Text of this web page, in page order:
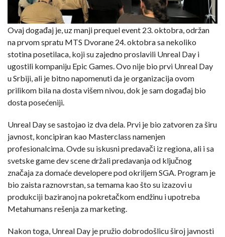
Ovaj događaj je, uz manji prequel event 23. oktobra, održan
na prvom spratu MTS Dvorane 24. oktobra sa nekoliko
stotina posetilaca, koji su zajedno proslavili Unreal Day i
ugostili kompaniju Epic Games. Ovo nije bio prvi Unreal Day
u Srbiji, ali je bitno napomenuti da je organizacija ovom
prilikom bila na dosta višem nivou, dok je sam događaj bio
dosta posećeniji.
Unreal Day se sastojao iz dva dela. Prvi je bio zatvoren za širu
javnost, koncipiran kao Masterclass namenjen
profesionalcima. Ovde su iskusni predavači iz regiona, ali i sa
svetske game dev scene držali predavanja od ključnog
značaja za domaće developere pod okriljem SGA. Program je
bio zaista raznovrstan, sa temama kao što su izazovi u
produkciji baziranoj na pokretačkom endžinu i upotreba
Metahumans rešenja za marketing.
Nakon toga, Unreal Day je pružio dobrodošlicu široj javnosti